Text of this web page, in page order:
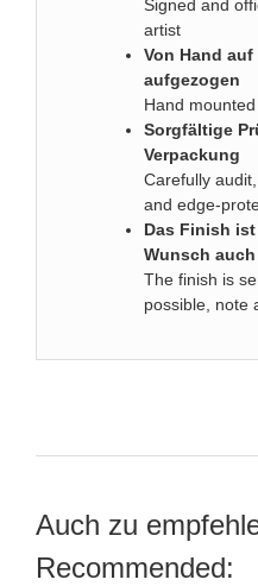
Signed and
artist
Von Hand
aufgezogen
Hand
Sorgfältige
Verpackung
Carefully
and edge-
Das Finish
Wunsch
The finish is
possible, note
Auch zu
Recommended: